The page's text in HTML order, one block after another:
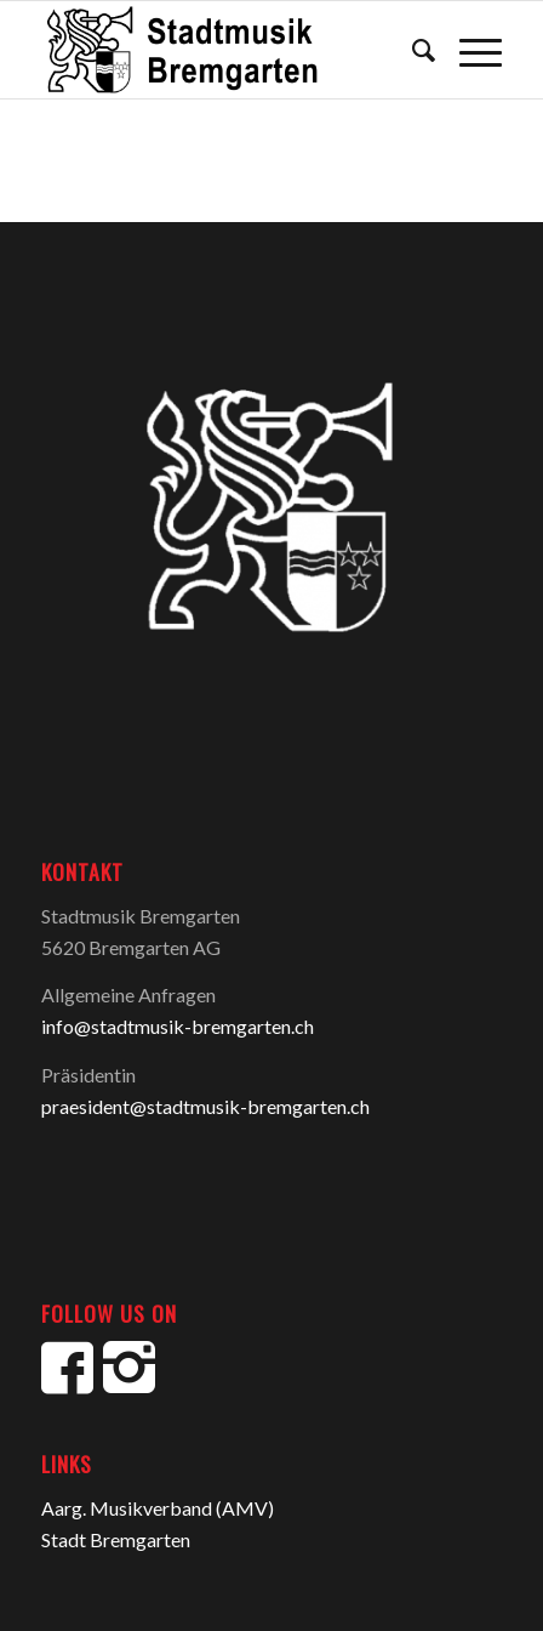
KONTAKT
Stadtmusik Bremgarten
5620 Bremgarten AG
Allgemeine Anfragen
info@stadtmusik-bremgarten.ch
Präsidentin
praesident@stadtmusik-bremgarten.ch
FOLLOW US ON
LINKS
Aarg. Musikverband (AMV)
Stadt Bremgarten